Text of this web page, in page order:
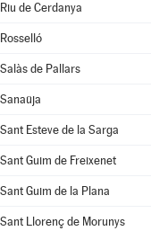
Riu de Cerdanya
Rosselló
Salàs de Pallars
Sanaüja
Sant Esteve de la Sarga
Sant Guim de Freixenet
Sant Guim de la Plana
Sant Llorenç de Morunys